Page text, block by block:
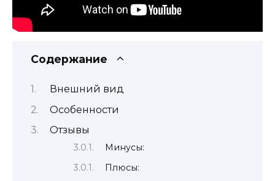
Содержание
Внешний вид
Особенности
Отзывы
Минусы:
Плюсы: